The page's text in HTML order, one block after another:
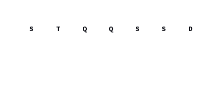
S T Q Q S S D